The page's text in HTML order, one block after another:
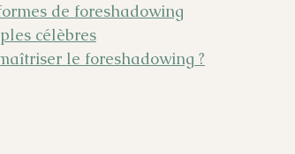
de foreshadowing
célèbres
le foreshadowing ?